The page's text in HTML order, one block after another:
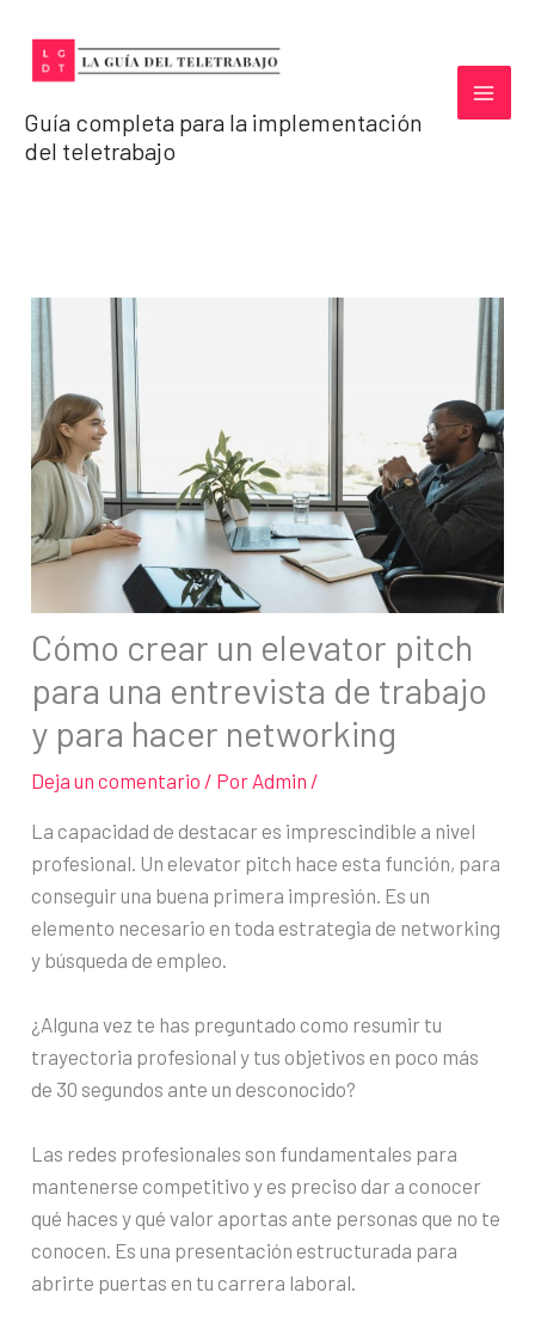
contenido
Guía completa para la implementación
del teletrabajo
Cómo crear un elevator pitch
para una entrevista de trabajo
y para hacer networking
Deja un comentario / Por Admin /
La capacidad de destacar es imprescindible a nivel
profesional. Un elevator pitch hace esta función, para
conseguir una buena primera impresión. Es un
elemento necesario en toda estrategia de networking
y búsqueda de empleo.
¿Alguna vez te has preguntado como resumir tu
trayectoria profesional y tus objetivos en poco más
de 30 segundos ante un desconocido?
Las redes profesionales son fundamentales para
mantenerse competitivo y es preciso dar a conocer
qué haces y qué valor aportas ante personas que no te
conocen. Es una presentación estructurada para
abrirte puertas en tu carrera laboral.